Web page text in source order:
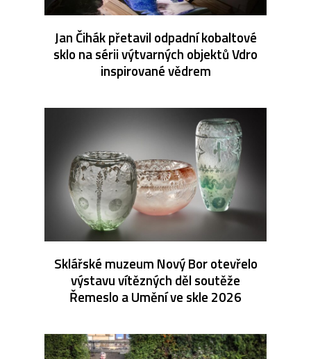
Jan Čihák přetavil odpadní kobaltové
sklo na sérii výtvarných objektů Vdro
inspirované vědrem
Sklářské muzeum Nový Bor otevřelo
výstavu vítězných děl soutěže
Řemeslo a Umění ve skle 2026